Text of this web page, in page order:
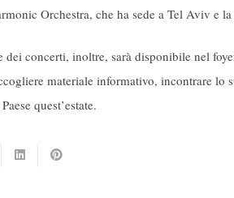
Orchestra, che ha sede a Tel Aviv e
dei concerti, inoltre, sarà disponibile nel
materiale informativo, incontrare lo
quest’estate.